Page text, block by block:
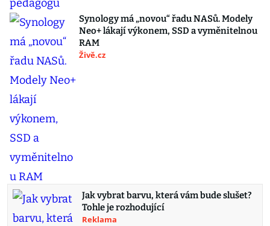
Synology má „novou“ řadu NASů. Modely
Neo+ lákají výkonem, SSD a vyměnitelnou
RAM
Živě.cz
Jak vybrat barvu, která vám bude slušet?
Tohle je rozhodující
Reklama